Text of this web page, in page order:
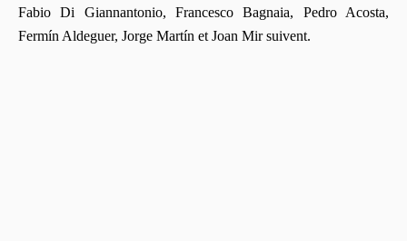
Fabio Di Giannantonio, Francesco Bagnaia, Pedro Acosta,
Fermín Aldeguer, Jorge Martín et Joan Mir suivent.